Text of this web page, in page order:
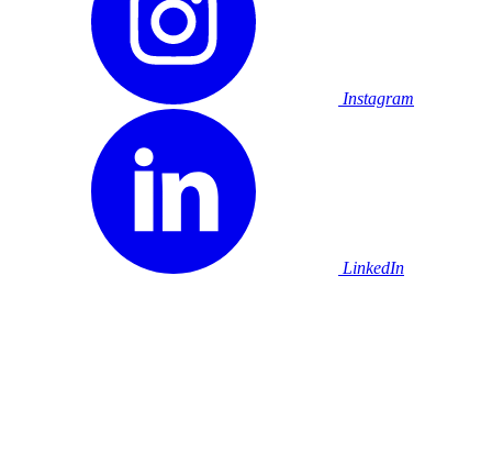
Instagram
LinkedIn